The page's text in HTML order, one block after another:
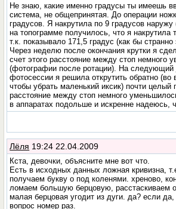
Не знаю, какие именно градусы ты имеешь
система, не общепринятая. До операции
градусов. Я накрутила по 9 градусов
на топограмме получилось, что я накрутила
т.к. показывало 171,5 градус (как бы странно
Через неделю после окончания крутки я
счет этого расстояние между стоп немного
(фотографии после ротации). На следующий
фотосессии я решила открутить обратно (во
чтобы убрать маленький иксик) почти целый
расстояние между стоп немного
в аппаратах подольше и искренне надеюсь,
Лёля 19:24 22.04.2009
Кста, девочки, объясните мне вот что.
Есть в исходных данных ложная кривизна,
получаем букву о под коленями. хреново,
ломаем большую берцовую, расстаскиваем
малая берцовая угодит из дуги. да? если
вопрос номер раз.